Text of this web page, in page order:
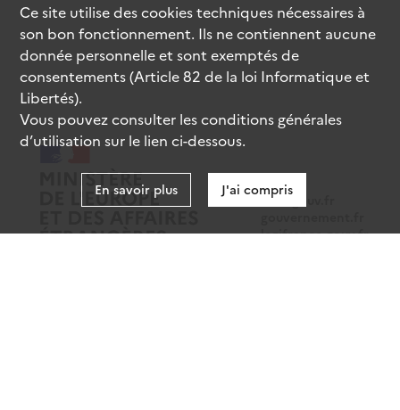
data.gouv.fr
legifrance.gouv.fr
Ce site utilise descookiestechniques nécessaires à
son bon fonctionnement. Ils ne contiennent aucune
donnée personnelle et sont exemptés de
consentements (Article 82 de la loi Informatique et
Libertés).
Vous pouvez consulter les conditions générales
d’utilisation sur le lien ci-dessous.
En savoir plus J'ai compris